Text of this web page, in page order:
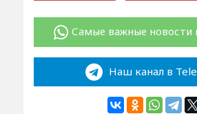
Самые важные новости
Наш канал в